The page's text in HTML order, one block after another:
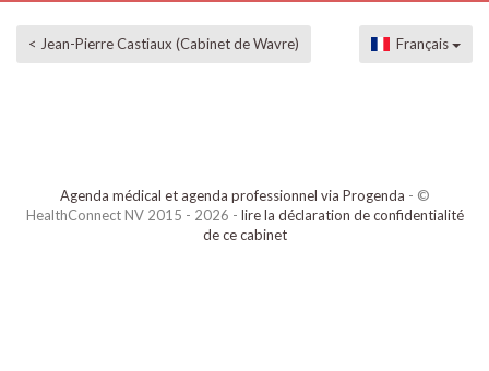
< Jean-Pierre Castiaux (Cabinet de Wavre) Français
Agenda médical et agenda professionnel via Progenda - ©
HealthConnect NV 2015 - 2026 - lire la déclaration de confidentialité
de ce cabinet